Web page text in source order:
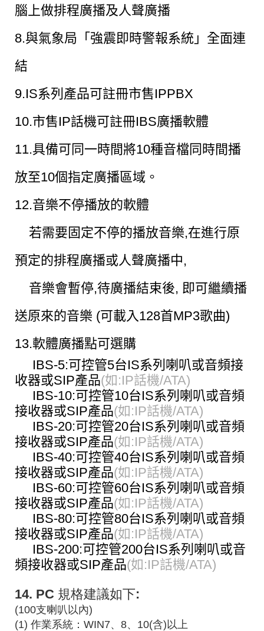
腦上做排程廣播及人聲廣播
8.與氣象局「強震即時警報系統」全面連
結
9.IS系列產品可註冊市售IPPBX
10.市售IP話機可註冊IBS廣播軟體
11.具備可同一時間將10種音檔同時間播
放至10個指定廣播區域。
12.音樂不停播放的軟體
若需要固定不停的播放音樂,在進行原
預定的排程廣播或人聲廣播中,
音樂會暫停,待廣播結束後, 即可繼續播
送原來的音樂 (可載入128首MP3歌曲)
13.軟體廣播點可選購
IBS-5:可控管5台IS系列喇叭或音頻接
收器或SIP產品(如:IP話機/ATA)
IBS-10:可控管10台IS系列喇叭或音頻
接收器或SIP產品(如:IP話機/ATA)
IBS-20:可控管20台IS系列喇叭或音頻
接收器或SIP產品(如:IP話機/ATA)
IBS-40:可控管40台IS系列喇叭或音頻
接收器或SIP產品(如:IP話機/ATA)
IBS-60:可控管60台IS系列喇叭或音頻
接收器或SIP產品(如:IP話機/ATA)
IBS-80:可控管80台IS系列喇叭或音頻
接收器或SIP產品(如:IP話機/ATA)
IBS-200:可控管200台IS系列喇叭或音
頻接收器或SIP產品(如:IP話機/ATA)
14. PC 規格建議如下:
(100支喇叭以內)
(1) 作業系統：WIN7、8、10(含)以上